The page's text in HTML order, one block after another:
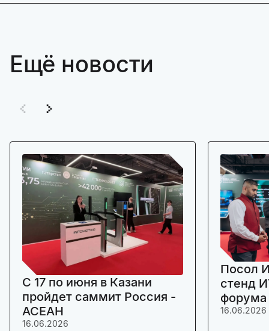
Ещё новости
C 17 по июня в Казани
пройдет саммит Россия -
АСЕАН
16.06.2026
Посол
стенд
16.06.2026